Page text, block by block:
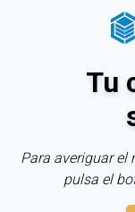
Tu
Para averiguar el
pulsa el